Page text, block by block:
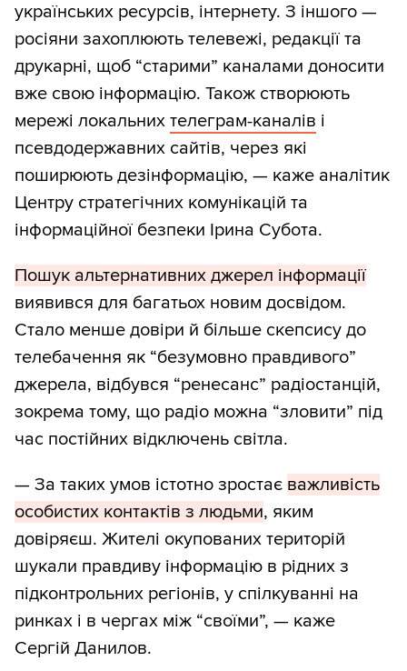
українських ресурсів, інтернету. З іншого —
росіяни захоплюють телевежі, редакції та
друкарні, щоб “старими” каналами доносити
вже свою інформацію. Також створюють
мережі локальних телеграм-каналів і
псевдодержавних сайтів, через які
поширюють дезінформацію, — каже аналітик
Центру стратегічних комунікацій та
інформаційної безпеки Ірина Субота.
Пошук альтернативних джерел інформації
виявився для багатьох новим досвідом.
Стало менше довіри й більше скепсису до
телебачення як “безумовно правдивого”
джерела, відбувся “ренесанс” радіостанцій,
зокрема тому, що радіо можна “зловити” під
час постійних відключень світла.
— За таких умов істотно зростає важливість
особистих контактів з людьми, яким
довіряєш. Жителі окупованих територій
шукали правдиву інформацію в рідних з
підконтрольних регіонів, у спілкуванні на
ринках і в чергах між “своїми”, — каже
Сергій Данилов.